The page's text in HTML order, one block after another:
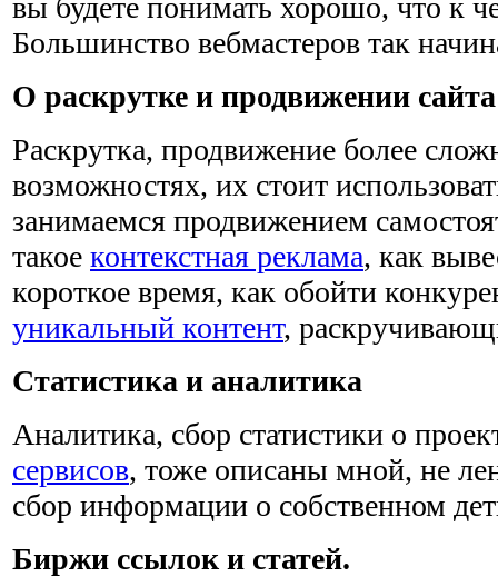
вы будете понимать хорошо, что к
Большинство вебмастеров так
О раскрутке и продвижении сайта
Раскрутка, продвижение более
возможностях, их стоит
занимаемся продвижением
такое контекстная реклама, как
короткое время, как обойти
уникальный контент,
Статистика и аналитика
Аналитика, сбор статистики о
сервисов, тоже описаны мной, не
сбор информации о собственном
Биржи ссылок и статей.